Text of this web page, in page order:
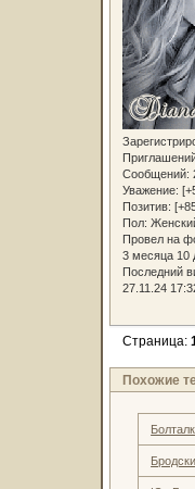
Сообщений:
Уважение:
Позитив:
Пол:
Провел на
3 месяца 10
Последний
27.11.24
Страница:
Похожие